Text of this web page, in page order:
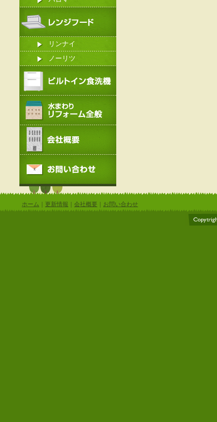
リンナイ
ノーリツ
ホーム 更新情報 会社概要 お問い合わせ